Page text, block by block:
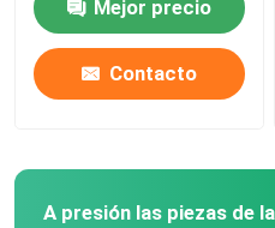
Mejor precio
Contacto
A presión las piezas de